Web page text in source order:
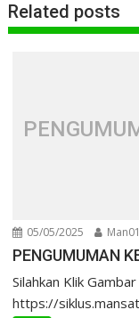
Related posts
05/05/2025
PENGUMUMAN
Silahkan Klik
https://